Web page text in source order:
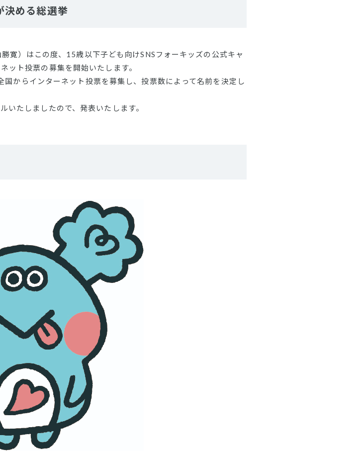
決める総選挙
寛）はこの度、15歳以下子ども向けSNSフォーキッズの公式キャ
ット投票の募集を開始いたします。
からインターネット投票を募集し、投票数によって名前を決定し
いたしましたので、発表いたします。